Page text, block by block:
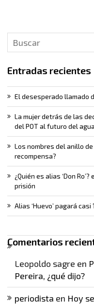
Entradas recientes
El desesperado llamado
La mujer detrás de las
del POT al futuro del agua
Los nombres del anillo de
recompensa?
¿Quién es alias ‘Don
prisión
Alias ‘Huevo’ pagará
Comentarios
Leopoldo sagre en
Pereira, ¿qué dijo?
periodista en Hoy